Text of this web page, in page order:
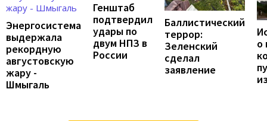
Энергосистема
выдержала
рекордную
августовскую
жару -
Шмыгаль
Генштаб
подтвердил
удары по
двум НПЗ в
России
Баллистический
террор:
Зеленский
сделал
заявление
о